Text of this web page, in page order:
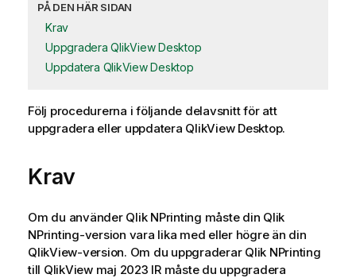
PÅ DEN HÄR SIDAN
Krav
Uppgradera QlikView Desktop
Uppdatera QlikView Desktop
Följ procedurerna i följande delavsnitt för att
uppgradera eller uppdatera QlikView Desktop.
Krav
Om du använder Qlik NPrinting måste din Qlik
NPrinting-version vara lika med eller högre än din
QlikView-version. Om du uppgraderar Qlik NPrinting
till QlikViewmaj 2023 IR måste du uppgradera